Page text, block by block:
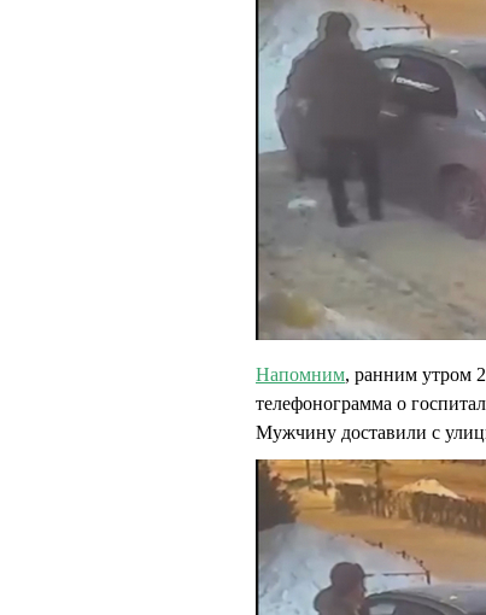
Напомним, ранним утром
телефонограмма о
Мужчину доставили с